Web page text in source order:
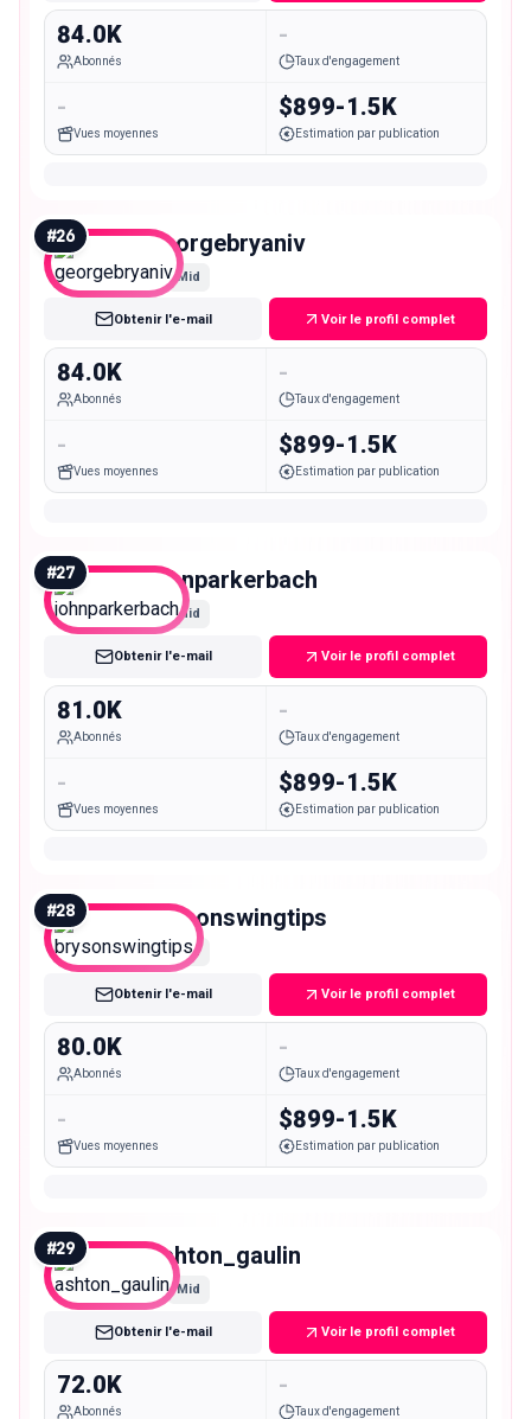
84.0K
Abonnés
-
Taux d'engagement
-
Vues moyennes
$899-1.5K
Estimation par publication
#26 georgebryaniv
Mid
Obtenir l'e-mail Voir le profil complet
84.0K
Abonnés
-
Taux d'engagement
-
Vues moyennes
$899-1.5K
Estimation par publication
#27 johnparkerbach
Mid
Obtenir l'e-mail Voir le profil complet
81.0K
Abonnés
-
Taux d'engagement
-
Vues moyennes
$899-1.5K
Estimation par publication
#28 brysonswingtips
Mid
Obtenir l'e-mail Voir le profil complet
80.0K
Abonnés
-
Taux d'engagement
-
Vues moyennes
$899-1.5K
Estimation par publication
#29 ashton_gaulin
Mid
Obtenir l'e-mail Voir le profil complet
72.0K
Abonnés
-
Taux d'engagement